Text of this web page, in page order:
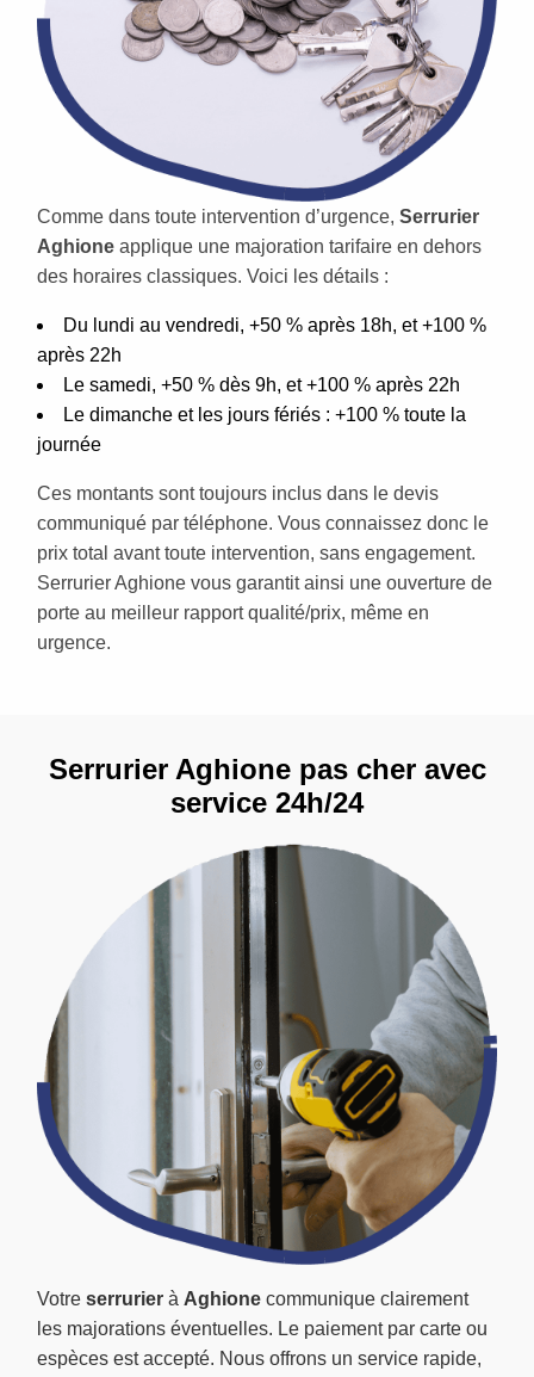
Comme dans toute intervention d’urgence, Serrurier
Aghione applique une majoration tarifaire en dehors
des horaires classiques. Voici les détails :
Du lundi au vendredi, +50 % après 18h, et +100 %
après 22h
Le samedi, +50 % dès 9h, et +100 % après 22h
Le dimanche et les jours fériés : +100 % toute la
journée
Ces montants sont toujours inclus dans le devis
communiqué par téléphone. Vous connaissez donc le
prix total avant toute intervention, sans engagement.
Serrurier Aghione vous garantit ainsi une ouverture de
porte au meilleur rapport qualité/prix, même en
urgence.
Votre serrurier à Aghione communique clairement
les majorations éventuelles. Le paiement par carte ou
espèces est accepté. Nous offrons un service rapide,
Serrurier Aghione pas cher avec
service 24h/24